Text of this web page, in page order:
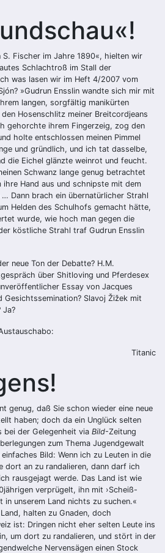
Fischer im Jahre 1890«, hielten wir
Schlachtroß im Stall der
was lasen wir im Heft 4/2007 vom
»Gudrun Ensslin wandte sich mir mit
langen, sorgfältig manikürten
Hosenschlitz meiner Breitcordjeans
gehorchte ihrem Fingerzeig, zog den
holte entschlossen meinen Pimmel
und gründlich, und ich tat dasselbe,
die Eichel glänzte weinrot und feucht.
Schwanz lange genug betrachtet
Hand aus und schnipste mit dem
Dann brach ein übernatürlicher Strahl
Helden des Schulhofs gemacht hätte,
wurde, wie hoch man gegen die
köstliche Strahl traf Gudrun Ensslin
neue Ton der Debatte? H.M.
über Shitloving und Pferdesex
Essay von Jacques
Gesichtssemination? Slavoj Žižek mit
Ja?
Titanic
genug, daß Sie schon wieder eine neue
haben; doch da ein Unglück selten
bei der Gelegenheit via Bild-Zeitung
zum Thema Jugendgewalt
Bild: Wenn ich zu Leuten in die
dort an zu randalieren, dann darf ich
rausgejagt werde. Das Land ist wie
verprügelt, ihn mit ›Scheiß-
in unserem Land nichts zu suchen.«
halten zu Gnaden, doch
ist: Dringen nicht eher ­selten Leute ins
um dort zu randalieren, und stört in der
Nervensägen einen Stock